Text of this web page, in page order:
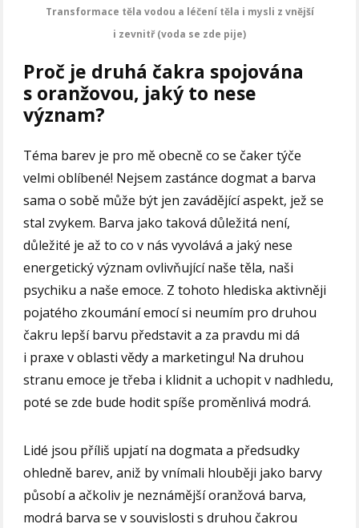
Transformace těla vodou a léčení těla i mysli z vnější
i zevnitř (voda se zde pije)
Proč je druhá čakra spojována
s oranžovou, jaký to nese
význam?
Téma barev je pro mě obecně co se čaker týče
velmi oblíbené! Nejsem zastánce dogmat a barva
sama o sobě může být jen zavádějící aspekt, jež se
stal zvykem. Barva jako taková důležitá není,
důležité je až to co v nás vyvolává a jaký nese
energetický význam ovlivňující naše těla, naši
psychiku a naše emoce. Z tohoto hlediska aktivněji
pojatého zkoumání emocí si neumím pro druhou
čakru lepší barvu představit a za pravdu mi dá
i praxe v oblasti vědy a marketingu! Na druhou
stranu emoce je třeba i klidnit a uchopit v nadhledu,
poté se zde bude hodit spíše proměnlivá modrá.
Lidé jsou příliš upjatí na dogmata a předsudky
ohledně barev, aniž by vnímali hlouběji jako barvy
působí a ačkoliv je neznámější oranžová barva,
modrá barva se v souvislosti s druhou čakrou